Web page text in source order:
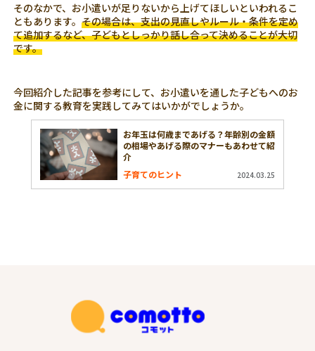
そのなかで、お小遣いが足りないから上げてほしいといわれるこ
ともあります。その場合は、支出の見直しやルール・条件を定め
て追加するなど、子どもとしっかり話し合って決めることが大切
です。
今回紹介した記事を参考にして、お小遣いを通した子どもへのお
金に関する教育を実践してみてはいかがでしょうか。
お年玉は何歳まであげる？年齢別の金額
の相場やあげる際のマナーもあわせて紹
介
子育てのヒント
2024.03.25